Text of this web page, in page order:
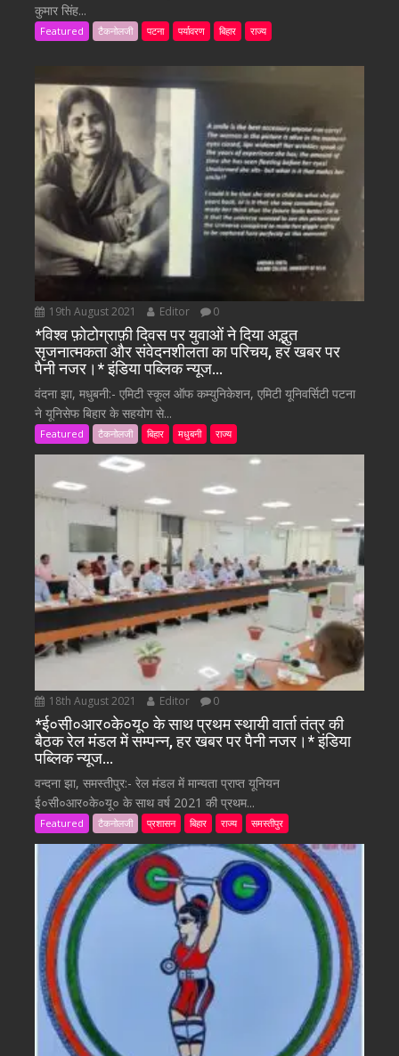
कुमार सिंह...
Featured टैकनोलजी पटना पर्यावरण बिहार राज्य
19th August 2021 Editor 0
*विश्व फ़ोटोग्राफ़ी दिवस पर युवाओं ने दिया अद्भुत
सृजनात्मकता और संवेदनशीलता का परिचय, हर खबर पर
पैनी नजर।* इंडिया पब्लिक न्यूज…
वंदना झा, मधुबनी:- एमिटी स्कूल ऑफ कम्युनिकेशन, एमिटी यूनिवर्सिटी पटना
ने यूनिसेफ बिहार के सहयोग से...
Featured टैकनोलजी बिहार मधुबनी राज्य
18th August 2021 Editor 0
*ई०सी०आर०के०यू० के साथ प्रथम स्थायी वार्ता तंत्र की
बैठक रेल मंडल में सम्पन्न, हर खबर पर पैनी नजर।* इंडिया
पब्लिक न्यूज…
वन्दना झा, समस्तीपुर:- रेल मंडल में मान्यता प्राप्त यूनियन
ई०सी०आर०के०यू० के साथ वर्ष 2021 की प्रथम...
Featured टैकनोलजी प्रशासन बिहार राज्य समस्तीपुर